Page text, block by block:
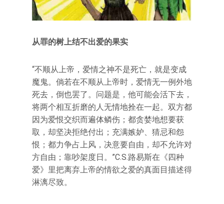
从罪的树上结不出爱的果实
“不顺从上帝，爱情之神不是死亡，就是变成
魔鬼。倘若在不顺从上帝时，爱情无一例外地
死去，倒也罢了。问题是，他可能会活下去，
将两个相互折磨的人无情地拴在一起。双方都
因为爱恨交织而遍体鳞伤；都贪婪地想要获
取，却坚决拒绝付出；充满嫉妒、猜忌和怨
恨；都力争占上风，决意要自由，却不允许对
方自由；靠吵架度日。”C.S.路易斯在《四种
爱》里把离弃上帝的情欲之爱的真面目描述得
淋漓尽致。